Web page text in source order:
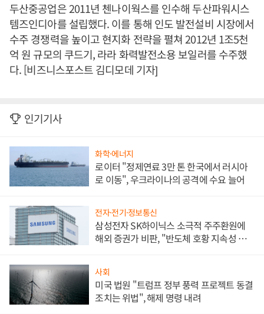
두산중공업은 2011년 첸나이웍스를 인수해 두산파워시스
템즈인디아를 설립했다. 이를 통해 인도 발전설비 시장에서
수주 경쟁력을 높이고 현지화 전략을 펼쳐 2012년 1조5천
억 원 규모의 쿠드기, 라라 화력발전소용 보일러를 수주했
다. [비즈니스포스트 김디모데 기자]
인기기사
화학·에너지
로이터 "정제연료 3만 톤 한국에서 러시아
로 이동", 우크라이나의 공격에 수요 늘어
전자·전기·정보통신
삼성전자 SK하이닉스 소극적 주주환원에
해외 증권가 비판, "반도체 호황 지속성 의
사회
미국 법원 "트럼프 정부 풍력 프로젝트 동결
조치는 위법", 해제 명령 내려